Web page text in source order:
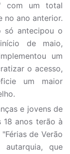
com um total
no ano anterior.
só antecipou o
de maio,
um
o acesso,
um maior
e jovens de
anos terão à
de Verão
que